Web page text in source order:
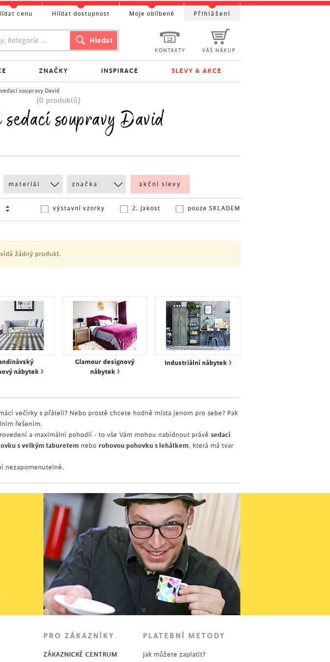
soupravy David
(0 produktů)
sedací soupravy David
materiál značka akční slevy
pouze SKLADEM
2. jakost
výstavní vzorky
žádný produkt.
nábytek ›
Glamour designový
nábytek ›
Industriální nábytek ›
večírky s přáteli? Nebo prostě chcete hodně místa jenom pro sebe? Pak
řešením.
a maximální pohodlí - to vše Vám mohou nabídnout právě sedací
s velkým taburetem nebo rohovou pohovku s lehátkem, která má tvar
nezapomenutelné.
KONTAKTY VÁŠ NÁKUP
ZNAČKY INSPIRACE SLEVY & AKCE
cenu Hlídat dostupnost Moje oblíbené Přihlášení
PRO ZÁKAZNÍKY
ZÁKAZNICKÉ CENTRUM
PLATEBNÍ METODY
Jak můžete zaplatit?